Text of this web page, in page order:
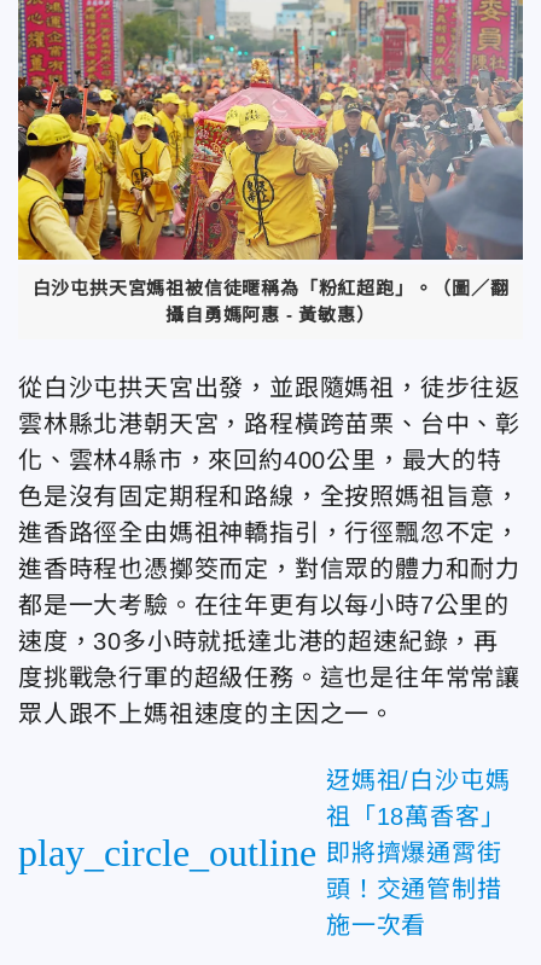
白沙屯拱天宮媽祖被信徒暱稱為「粉紅超跑」。（圖／翻
攝自勇媽阿惠 - 黃敏惠）
從白沙屯拱天宮出發，並跟隨媽祖，徒步往返
雲林縣北港朝天宮，路程橫跨苗栗、台中、彰
化、雲林4縣市，來回約400公里，最大的特
色是沒有固定期程和路線，全按照媽祖旨意，
進香路徑全由媽祖神轎指引，行徑飄忽不定，
進香時程也憑擲筊而定，對信眾的體力和耐力
都是一大考驗。在往年更有以每小時7公里的
速度，30多小時就抵達北港的超速紀錄，再
度挑戰急行軍的超級任務。這也是往年常常讓
眾人跟不上媽祖速度的主因之一。
play_circle_outline
迓媽祖/白沙屯媽
祖「18萬香客」
即將擠爆通霄街
頭！交通管制措
施一次看